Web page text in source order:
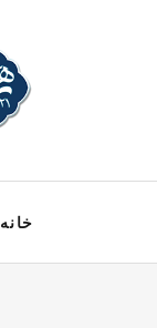
خانه